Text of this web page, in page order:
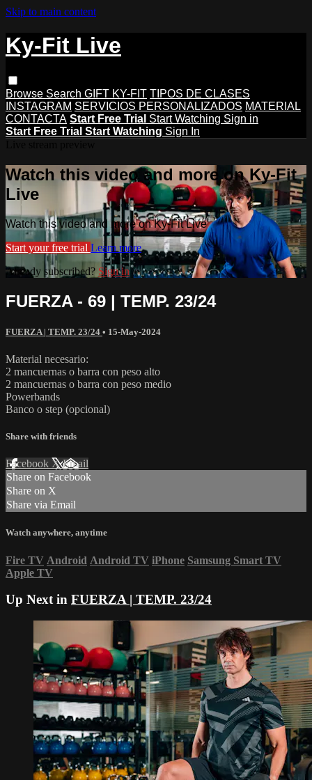
Skip to main content
Ky-Fit Live
Browse Search GIFT KY-FIT TIPOS DE CLASES
INSTAGRAM SERVICIOS PERSONALIZADOS MATERIAL
CONTACTA Start Free Trial Start Watching Sign in
Start Free Trial Start Watching Sign In
Watch this video and more on Ky-Fit
Live
Watch this video and more on Ky-Fit Live
Start your free trial Learn more
Already subscribed? Sign in
FUERZA - 69 | TEMP. 23/24
FUERZA | TEMP. 23/24 • 15-May-2024
Material necesario:
2 mancuernas o barra con peso alto
2 mancuernas o barra con peso medio
Powerbands
Banco o step (opcional)
Share with friends
Facebook XEmail
Share on Facebook
Share on X
Share via Email
Watch anywhere, anytime
Fire TV Android Android TV iPhone Samsung Smart TV
Apple TV
Up Next in FUERZA | TEMP. 23/24